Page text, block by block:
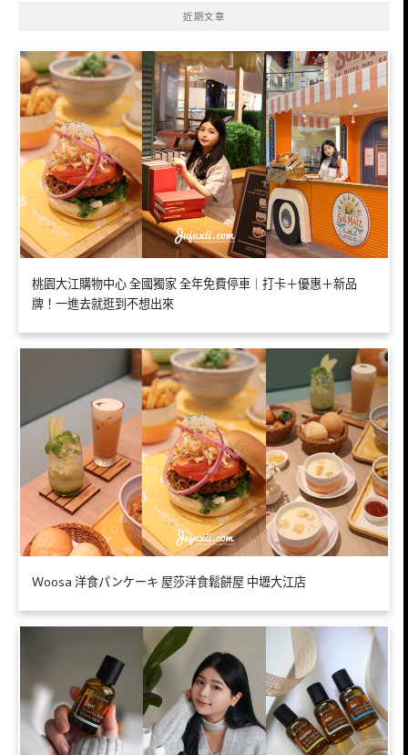
近期文章
桃園大江購物中心 全國獨家 全年免費停車｜打卡＋優惠＋新品
牌！一進去就逛到不想出來
Ｗoosa 洋食パンケーキ 屋莎洋食鬆餅屋 中壢大江店